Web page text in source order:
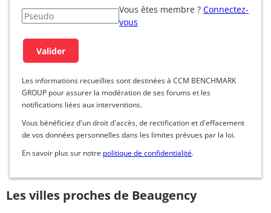
Vous êtes membre ? Connectez-
vous
Les informations recueillies sont destinées à CCM BENCHMARK
GROUP pour assurer la modération de ses forums et les
notifications liées aux interventions.
Vous bénéficiez d'un droit d'accès, de rectification et d'effacement
de vos données personnelles dans les limites prévues par la loi.
En savoir plus sur notre politique de confidentialité.
Les villes proches de Beaugency